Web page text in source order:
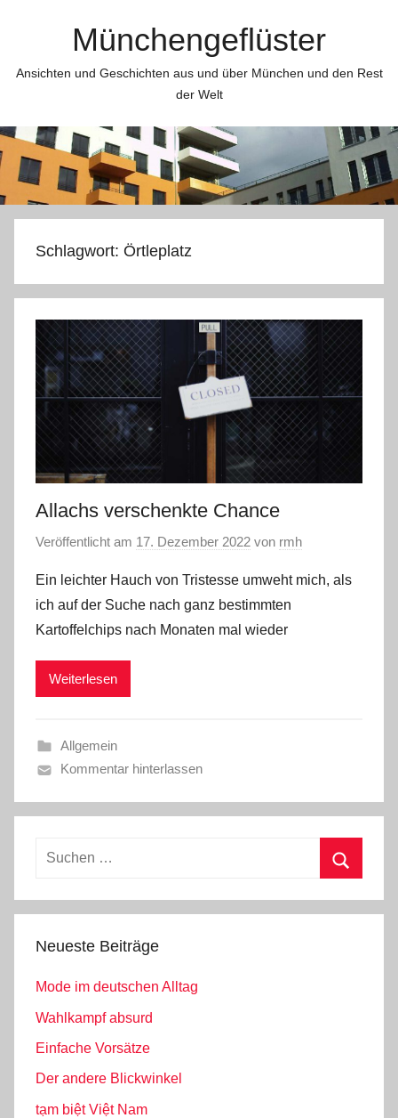
Münchengeflüster
Ansichten und Geschichten aus und über München und den Rest
der Welt
Schlagwort: Örtleplatz
Allachs verschenkte Chance
Veröffentlicht am 17. Dezember 2022 von rmh
Ein leichter Hauch von Tristesse umweht mich, als
ich auf der Suche nach ganz bestimmten
Kartoffelchips nach Monaten mal wieder
Weiterlesen
Allgemein
Kommentar hinterlassen
Suchen
Neueste Beiträge
Mode im deutschen Alltag
Wahlkampf absurd
Einfache Vorsätze
Der andere Blickwinkel
tạm biệt Việt Nam